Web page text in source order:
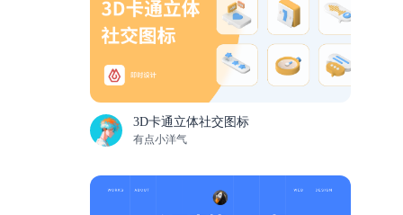
3D卡通立体社交图标
有点小洋气